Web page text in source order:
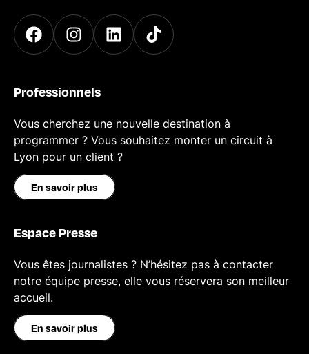
Professionnels
Vous cherchez une nouvelle destination à
programmer ? Vous souhaitez monter un circuit à
Lyon pour un client ?
En savoir plus
Espace Presse
Vous êtes journalistes ? N’hésitez pas à contacter
notre équipe presse, elle vous réservera son meilleur
accueil.
En savoir plus